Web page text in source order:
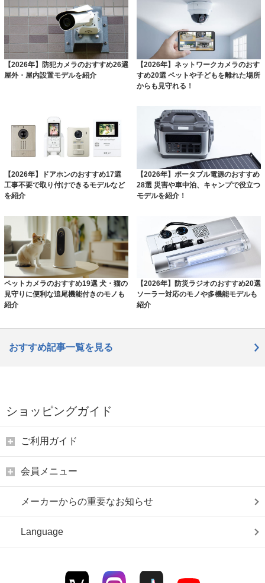
【2026年】防犯カメラのおすすめ26選
屋外・屋内設置モデルを紹介
【2026年】ネットワークカメラのおす
すめ20選 ペットや子どもを離れた場所
からも見守れる！
【2026年】ドアホンのおすすめ17選
工事不要で取り付けできるモデルなど
を紹介
【2026年】ポータブル電源のおすすめ
28選 災害や車中泊、キャンプで役立つ
モデルを紹介！
ペットカメラのおすすめ19選 犬・猫の
見守りに便利な追尾機能付きのモノも
紹介
【2026年】防災ラジオのおすすめ20選
ソーラー対応のモノや多機能モデルも
紹介
おすすめ記事一覧を見る
ショッピングガイド
ご利用ガイド
会員メニュー
メーカーからの重要なお知らせ
Language